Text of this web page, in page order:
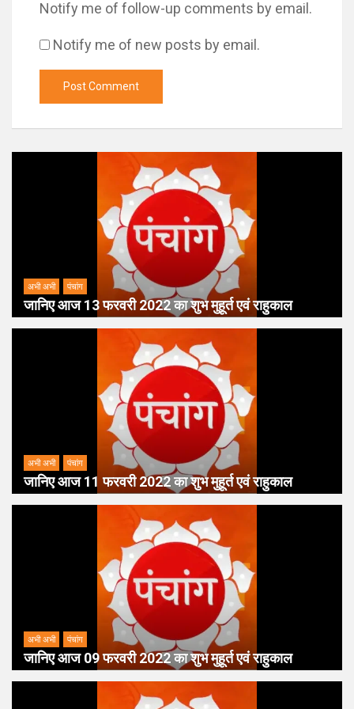
Notify me of follow-up comments by email.
Notify me of new posts by email.
अभी अभी पंचांग
जानिए आज 13 फरवरी 2022 का शुभ मुहूर्त एवं राहुकाल
अभी अभी पंचांग
जानिए आज 11 फरवरी 2022 का शुभ मुहूर्त एवं राहुकाल
अभी अभी पंचांग
जानिए आज 09 फरवरी 2022 का शुभ मुहूर्त एवं राहुकाल